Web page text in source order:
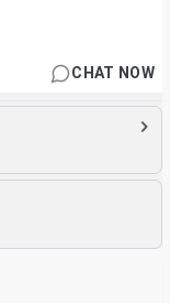
CHAT NOW